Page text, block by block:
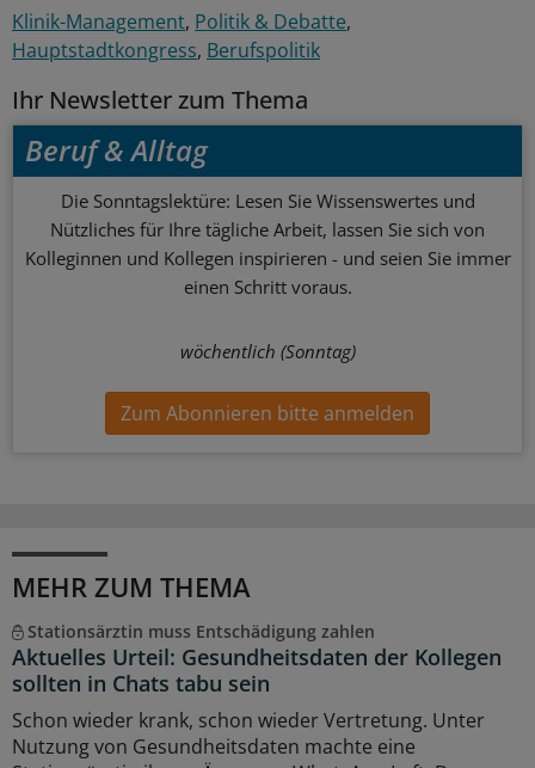
Klinik-Management Politik & Debatte
Hauptstadtkongress Berufspolitik
Ihr Newsletter zum Thema
Beruf & Alltag
Die Sonntagslektüre: Lesen Sie Wissenswertes und
Nützliches für Ihre tägliche Arbeit, lassen Sie sich von
Kolleginnen und Kollegen inspirieren - und seien Sie immer
einen Schritt voraus.
wöchentlich (Sonntag)
Zum Abonnieren bitte anmelden
MEHR ZUM THEMA
Stationsärztin muss Entschädigung zahlen
Aktuelles Urteil: Gesundheitsdaten der Kollegen
sollten in Chats tabu sein
Schon wieder krank, schon wieder Vertretung. Unter
Nutzung von Gesundheitsdaten machte eine